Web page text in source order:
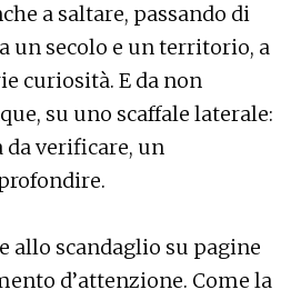
a saltare, passando di
un secolo e un territorio, a
curiosità. E da non
su uno scaffale laterale:
da verificare, un
allo scandaglio su pagine
d’attenzione. Come la